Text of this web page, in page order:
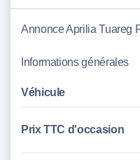
Annonce Aprilia Tuareg
Informations générales
Véhicule
Prix TTC d'occasion